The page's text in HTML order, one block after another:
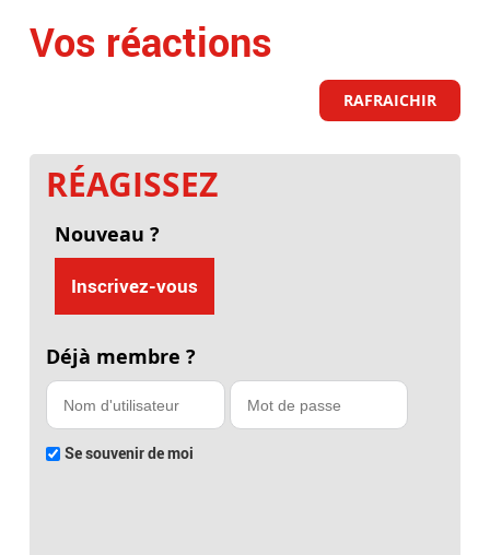
Vos réactions
RAFRAICHIR
RÉAGISSEZ
Nouveau ?
Inscrivez-vous
Déjà membre ?
Se souvenir de moi